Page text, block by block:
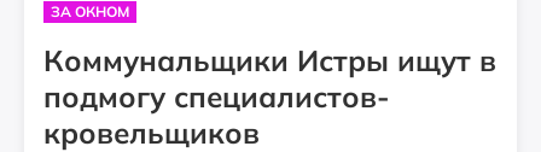
ЗА ОКНОМ
Коммунальщики Истры ищут в
подмогу специалистов-
кровельщиков